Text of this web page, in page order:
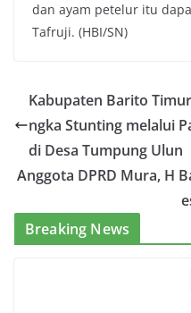
dan ayam petelur itu
Tafruji. (HBI/SN)
Kabupaten Barito
ngka Stunting melalui
di Desa Tumpung Ulun
Anggota DPRD Mura, H
Breaking News